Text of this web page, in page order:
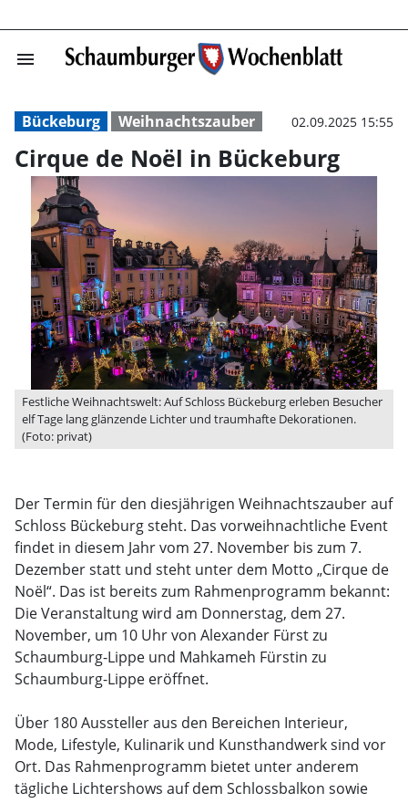
menu Cirque de Noël
Bückeburg Weihnachtszauber 02.09.2025 15:55
Cirque de Noël in Bückeburg
Festliche Weihnachtswelt: Auf Schloss Bückeburg erleben Besucher
elf Tage lang glänzende Lichter und traumhafte Dekorationen.
(Foto: privat)
Der Termin für den diesjährigen Weihnachtszauber auf
Schloss Bückeburg steht. Das vorweihnachtliche Event
findet in diesem Jahr vom 27. November bis zum 7.
Dezember statt und steht unter dem Motto „Cirque de
Noël“. Das ist bereits zum Rahmenprogramm bekannt:
Die Veranstaltung wird am Donnerstag, dem 27.
November, um 10 Uhr von Alexander Fürst zu
Schaumburg-Lippe und Mahkameh Fürstin zu
Schaumburg-Lippe eröffnet.
Über 180 Aussteller aus den Bereichen Interieur,
Mode, Lifestyle, Kulinarik und Kunsthandwerk sind vor
Ort. Das Rahmenprogramm bietet unter anderem
tägliche Lichtershows auf dem Schlossbalkon sowie